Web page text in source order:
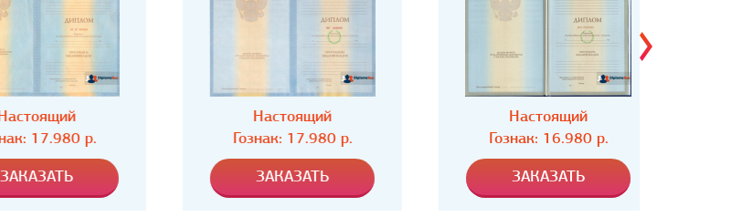
р.
Настоящий
Гознак: 17.980 р.
Настоящий
Гознак: 16.980 р.